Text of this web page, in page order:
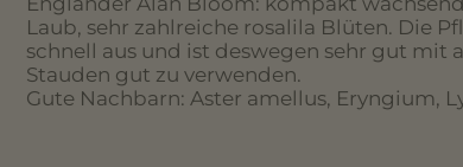
Laub, sehr zahlreiche rosalila Blüten. Die
schnell aus und ist deswegen sehr gut mit
Stauden gut zu verwenden.
Gute Nachbarn: Aster amellus, Eryngium,